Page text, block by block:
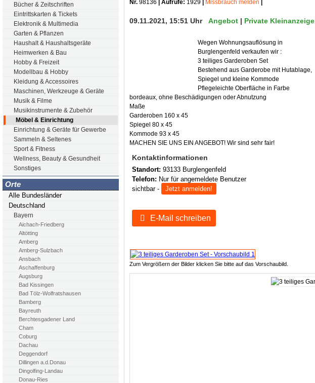
Bücher & Zeitschriften
Eintrittskarten & Tickets
Elektronik & Multimedia
Garten & Pflanzen
Haushalt & Haushaltsgeräte
Heimwerken & Bau
Hobby & Freizeit
Modellbau & Hobby
Kleidung & Accessoires
Maschinen, Werkzeuge & Geräte
Musik & Filme
Musikinstrumente & Zubehör
Möbel & Einrichtung
Einrichtung & Geräte für Gewerbe
Sammeln & Seltenes
Sport & Fitness
Wellness, Beauty & Gesundheit
Sonstiges
Orte
Alle Bundesländer
Deutschland
Bayern
Aichach-Friedberg
Altötting
Amberg
Amberg-Sulzbach
Ansbach
Aschaffenburg
Augsburg
Bad Kissingen
Bad Tölz-Wolfratshausen
Bamberg
Bayreuth
Berchtesgadener Land
Cham
Coburg
Dachau
Deggendorf
Dillingen a.d.Donau
Dingolfing-Landau
Donau-Ries
Nr. 98136 | Aufrufe: 1929 Missbrauch melden
09.11.2021, 15:51 Uhr Angebot | Private Kleinanzeige
Wegen Wohnungsauflösung in
Burglengenfeld verkaufen wir :
3 teiliges Garderoben Set
Bestehend aus Garderobe mit Hutablage,
Spiegel und kleine Kommode
Pflegeleichte Oberfläche in Farbe
bordeaux, ohne Beschädigungen oder Abnutzung
Maße
Garderoben 160 x 45
Spiegel 80 x 45
Kommode 93 x 45
MACHEN SIE UNS EIN ANGEBOT! Wir sind sehr fair!
Kontaktinformationen
Standort: 93133 Burglengenfeld
Telefon: Nur für angemeldete Benutzer
sichtbar -
Jetzt anmelden!
E-Mail schreiben
Zum Vergrößern der Bilder klicken Sie bitte auf das Vorschaubild.